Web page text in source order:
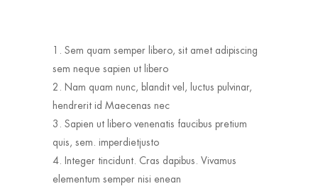
Sem quam semper libero, sit amet adipiscing
sem neque sapien ut libero
Nam quam nunc, blandit vel, luctus pulvinar,
hendrerit id Maecenas nec
Sapien ut libero venenatis faucibus pretium
quis, sem. imperdietjusto
Integer tincidunt. Cras dapibus. Vivamus
elementum semper nisi enean